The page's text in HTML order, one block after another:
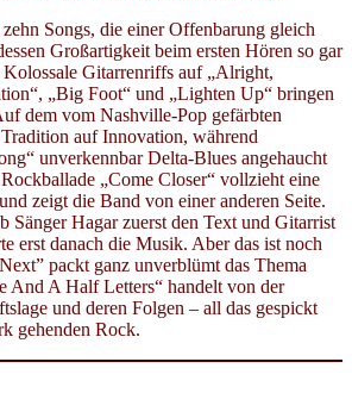
Songs, die einer Offenbarung gleich
Großartigkeit beim ersten Hören so gar
Kolossale Gitarrenriffs auf „Alright,
„Big Foot“ und „Lighten Up“ bringen
dem vom Nashville-Pop gefärbten
auf Innovation, während
unverkennbar Delta-Blues angehaucht
„Come Closer“ vollzieht eine
zeigt die Band von einer anderen Seite.
Sänger Hagar zuerst den Text und Gitarrist
erst danach die Musik. Aber das ist noch
packt ganz unverblümt das Thema
And A Half Letters“ handelt von der
und deren Folgen – all das gespickt
gehenden Rock.